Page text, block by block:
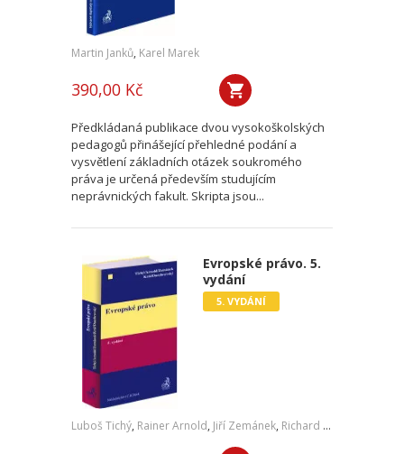
Martin Janků, Karel Marek
390,00 Kč
Předkládaná publikace dvou vysokoškolských
pedagogů přinášející přehledné podání a
vysvětlení základních otázek soukromého
práva je určená především studujícím
neprávnických fakult. Skripta jsou...
Evropské právo. 5.
vydání
5. VYDÁNÍ
Luboš Tichý, Rainer Arnold, Jiří Zemánek, Richard Král